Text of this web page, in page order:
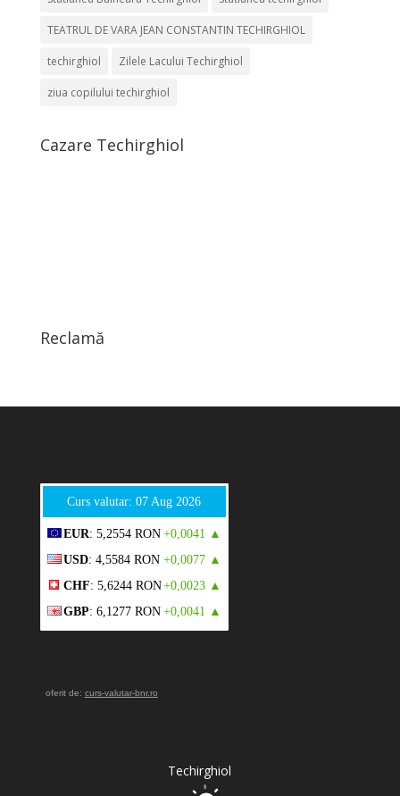
TEATRUL DE VARA JEAN CONSTANTIN TECHIRGHIOL
techirghiol Zilele Lacului Techirghiol
ziua copilului techirghiol
Cazare Techirghiol
Reclamă
Curs valutar: 07 Aug 2026
EUR: 5,2554 RON +0,0041 ▲
USD: 4,5584 RON +0,0077 ▲
CHF: 5,6244 RON+0,0023 ▲
GBP: 6,1277 RON +0,0041 ▲
oferit de: curs-valutar-bnr.ro
Techirghiol